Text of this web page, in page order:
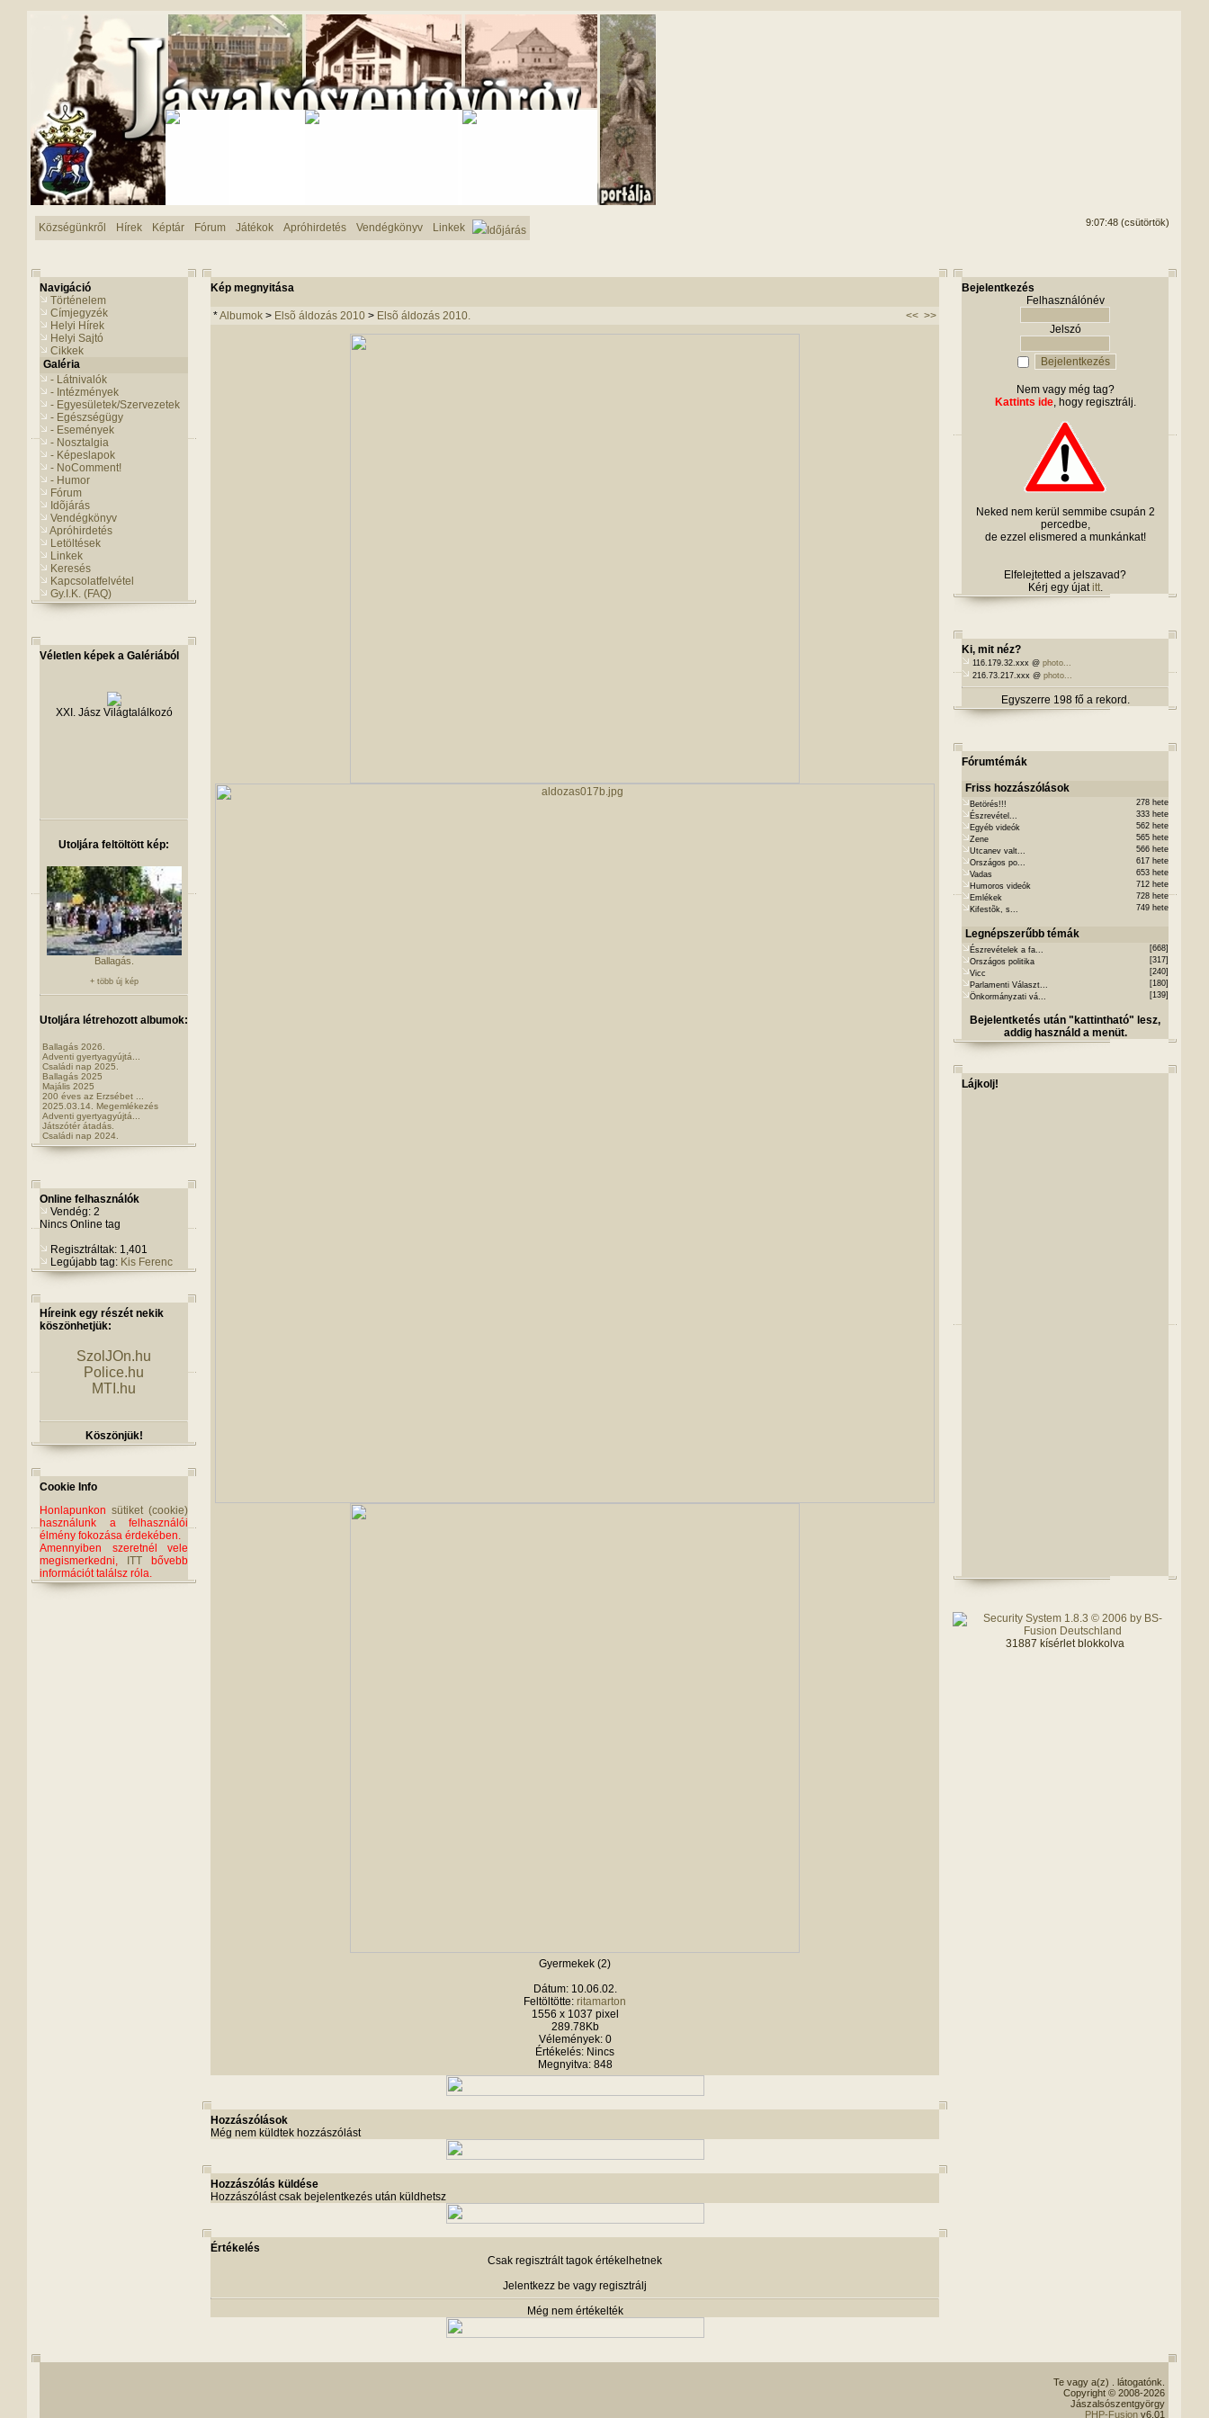
Községünkről Hírek Képtár Fórum Játékok Apróhirdetés Vendégkönyv Linkek Időjárás
9:07:48 (csütörtök)
Navigáció
Történelem
Címjegyzék
Helyi Hírek
Helyi Sajtó
Cikkek
Galéria
- Látnivalók
- Intézmények
- Egyesületek/Szervezetek
- Egészségügy
- Események
- Nosztalgia
- Képeslapok
- NoComment!
- Humor
Fórum
Idõjárás
Vendégkönyv
Apróhirdetés
Letöltések
Linkek
Keresés
Kapcsolatfelvétel
Gy.I.K. (FAQ)
Véletlen képek a Galériából
XXI. Jász Világtalálkozó
Utoljára feltöltött kép:
Ballagás.
+ több új kép
Utoljára létrehozott albumok:
Ballagás 2026.
Adventi gyertyagyújtá...
Családi nap 2025.
Ballagás 2025
Majális 2025
200 éves az Erzsébet ...
2025.03.14. Megemlékezés
Adventi gyertyagyújtá...
Játszótér átadás.
Családi nap 2024.
Online felhasználók
Vendég: 2
Nincs Online tag
Regisztráltak: 1,401
Legújabb tag: Kis Ferenc
Híreink egy részét nekik
köszönhetjük:
SzolJOn.hu
Police.hu
MTI.hu
Köszönjük!
Cookie Info
Honlapunkon sütiket (cookie)
használunk a felhasználói
élmény fokozása érdekében.
Amennyiben szeretnél vele
megismerkedni,
ITT bővebb
információt találsz róla.
Kép megnyitása
*Albumok > Elsõ áldozás 2010 > Elsõ áldozás 2010. << >>
Gyermekek (2)
Dátum: 10.06.02.
Feltöltötte: ritamarton
1556 x 1037 pixel
289.78Kb
Vélemények: 0
Értékelés: Nincs
Megnyitva: 848
Hozzászólások
Még nem küldtek hozzászólást
Hozzászólás küldése
Hozzászólást csak bejelentkezés után küldhetsz
Értékelés
Csak regisztrált tagok értékelhetnek
Jelentkezz be vagy regisztrálj
Még nem értékelték
Bejelentkezés
Felhasználónév
Jelszó
Nem vagy még tag?
Kattints ide, hogy regisztrálj.
Neked nem kerül semmibe csupán 2
percedbe,
de ezzel elismered a munkánkat!
Elfelejtetted a jelszavad?
Kérj egy újatitt.
Ki, mit néz?
116.179.32.xxx @ photo...
216.73.217.xxx @ photo...
Egyszerre 198 fő a rekord.
Fórumtémák
Friss hozzászólások
Betörés!!!
278 hete
Észrevétel...
333 hete
Egyéb videók
562 hete
Zene
565 hete
Utcanev valt...
566 hete
Országos po...
617 hete
Vadas
653 hete
Humoros videók
712 hete
Emlékek
728 hete
Kifestõk, s...
749 hete
Legnépszerűbb témák
Észrevételek a fa...
[668]
Országos politika
[317]
Vicc
[240]
Parlamenti Választ...
[180]
Önkormányzati vá...
[139]
Bejelentketés után "kattintható" lesz,
addig használd a menüt.
Lájkolj!
31887 kísérlet blokkolva
Te vagy a(z)
. látogatónk.
Copyright © 2008-2026
Jászalsószentgyörgy
PHP-Fusion v6.01